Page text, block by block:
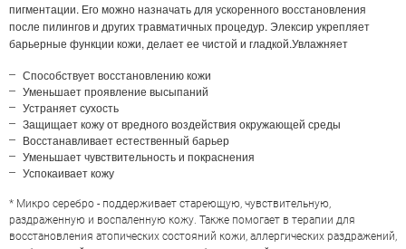
пигментации. Его можно назначать для ускоренного восстановления
после пилингов и других травматичных процедур. Элексир укрепляет
барьерные функции кожи, делает ее чистой и гладкой.Увлажняет
Способствует восстановлению кожи
Уменьшает проявление высыпаний
Устраняет сухость
Защищает кожу от вредного воздействия окружающей среды
Восстанавливает естественный барьер
Уменьшает чувствительность и покраснения
Успокаивает кожу
* Микро серебро - поддерживает стареющую, чувствительную,
раздраженную и воспаленную кожу. Также помогает в терапии для
восстановления атопических состояний кожи, аллергических раздражений,